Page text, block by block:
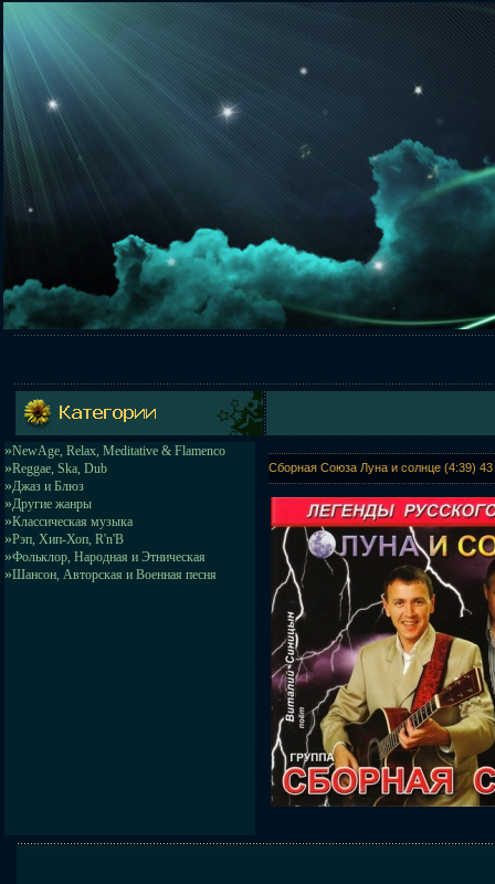
»NewAge, Relax, Meditative & Flamenco
»Reggae, Ska, Dub
»Джаз и Блюз
»Другие жанры
»Классическая музыка
»Рэп, Хип-Хоп, R'n'B
»Фольклор, Народная и Этническая
»Шансон, Авторская и Военная песня
Сборная Союза Луна и солнце (4:39)